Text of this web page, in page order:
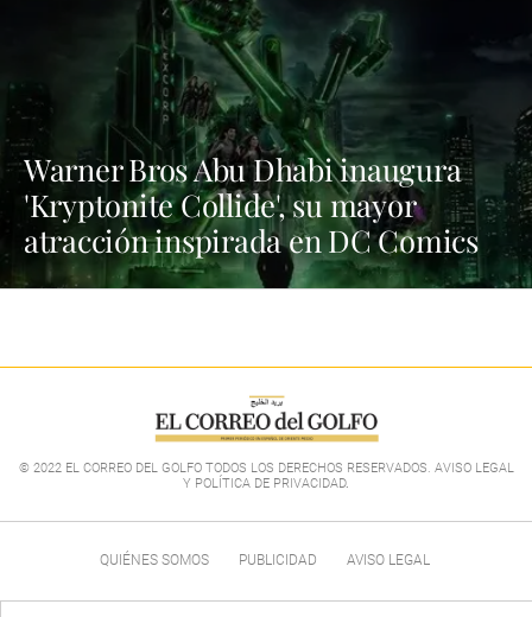
Warner Bros Abu Dhabi inaugura
'Kryptonite Collide', su mayor
atracción inspirada en DC Comics
© 2022 EL CORREO DEL GOLFO TODOS LOS DERECHOS RESERVADOS. AVISO LEGAL
Y POLÍTICA DE PRIVACIDAD.
QUIÉNES SOMOS PUBLICIDAD AVISO LEGAL